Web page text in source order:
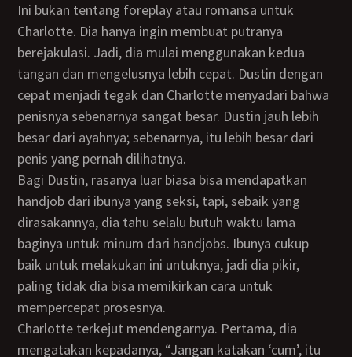
Ini bukan tentang foreplay atau romansa untuk
Charlotte. Dia hanya ingin membuat putranya
berejakulasi. Jadi, dia mulai menggunakan kedua
tangan dan mengelusnya lebih cepat. Dustin dengan
cepat menjadi tegak dan Charlotte menyadari bahwa
penisnya sebenarnya sangat besar. Dustin jauh lebih
besar dari ayahnya; sebenarnya, itu lebih besar dari
penis yang pernah dilihatnya.
Bagi Dustin, rasanya luar biasa bisa mendapatkan
handjob dari ibunya yang seksi, tapi, sebaik yang
dirasakannya, dia tahu selalu butuh waktu lama
baginya untuk minum dari handjobs. Ibunya cukup
baik untuk melakukan ini untuknya, jadi dia pikir,
paling tidak dia bisa memikirkan cara untuk
mempercepat prosesnya.
Charlotte terkejut mendengarnya. Pertama, dia
mengatakan kepadanya, “Jangan katakan ‘cum’, itu